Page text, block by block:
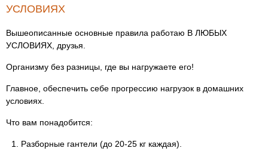
УСЛОВИЯХ
Вышеописанные основные правила работаю В ЛЮБЫХ
УСЛОВИЯХ, друзья.
Организму без разницы, где вы нагружаете его!
Главное, обеспечить себе прогрессию нагрузок в домашних
условиях.
Что вам понадобится:
Разборные гантели (до 20-25 кг каждая).